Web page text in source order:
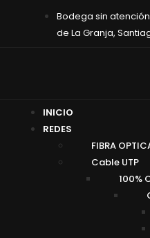
Bodega sin
de La Granja,
INICIO
REDES
FIBRA
Cable UTP
100%